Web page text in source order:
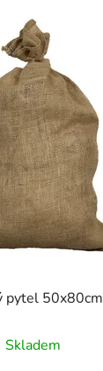
pytel 50x80cm
Skladem